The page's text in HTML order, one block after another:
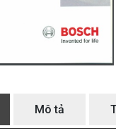
Mô tả